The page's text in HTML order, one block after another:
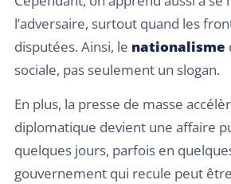
l’adversaire, surtout quand les
disputées. Ainsi, le nationalisme
sociale, pas seulement un slogan.
En plus, la presse de masse
diplomatique devient une affaire
quelques jours, parfois en
gouvernement qui recule peut